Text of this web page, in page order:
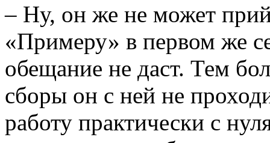
– Ну, он же не может
«Примеру» в первом же
обещание не даст. Тем
сборы он с ней не
работу практически с